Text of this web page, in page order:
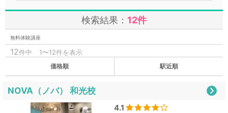
検索結果： 12件
無料体験講座
12件中 1〜12件を表示
価格順 駅近順
NOVA（ノバ） 和光校
4.1